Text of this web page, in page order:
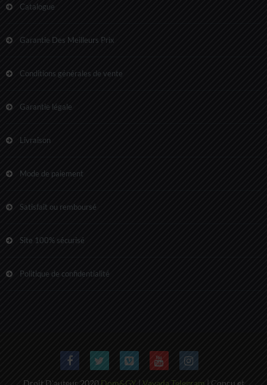
Catalogue
Garantie Des Meilleurs Prix
Conditions générales de vente
Garantie légale
Livraison
Mode de paiement
Satisfait ou remboursé
Site 100% sécurisé
Politique de confidentialité
Droit D'auteur 2020 Dom&GY | Vavada Telegram | Conçu et